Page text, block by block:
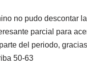
no pudo descontar
parcial para
del periodo,
50-63